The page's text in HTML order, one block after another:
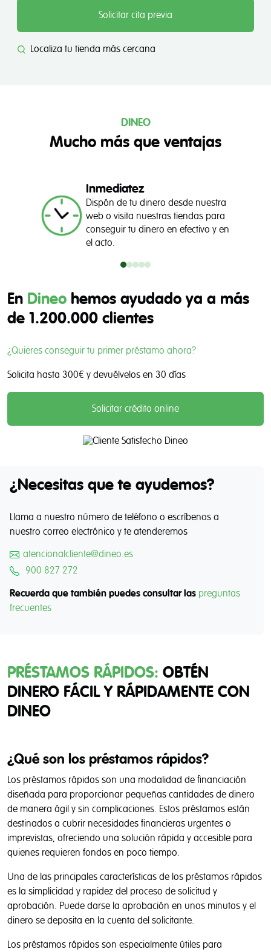
Solicitar cita previa
Localiza tu tienda más cercana
DINEO
Mucho más que ventajas
Inmediatez
Dispón de tu dinero desde nuestra
web o visita nuestras tiendas para
conseguir tu dinero en efectivo y en
el acto.
En Dineo hemos ayudado ya a más
de 1.200.000 clientes
¿Quieres conseguir tu primer préstamo ahora?
Solicita hasta 300€ y devuélvelos en 30 días
Solicitar crédito online
¿Necesitas que te ayudemos?
Llama a nuestro número de teléfono o escríbenos a
nuestro correo electrónico y te atenderemos
atencionalcliente@dineo.es
900 827 272
Recuerda que también puedes consultar las preguntas
frecuentes
PRÉSTAMOS RÁPIDOS: OBTÉN
DINERO FÁCIL Y RÁPIDAMENTE CON
DINEO
¿Qué son los préstamos rápidos?
Los préstamos rápidos son una modalidad de financiación
diseñada para proporcionar pequeñas cantidades de dinero
de manera ágil y sin complicaciones. Estos préstamos están
destinados a cubrir necesidades financieras urgentes o
imprevistas, ofreciendo una solución rápida y accesible para
quienes requieren fondos en poco tiempo.
Una de las principales características de los préstamos rápidos
es la simplicidad y rapidez del proceso de solicitud y
aprobación. Puede darse la aprobación en unos minutos y el
dinero se deposita en la cuenta del solicitante.
Los préstamos rápidos son especialmente útiles para